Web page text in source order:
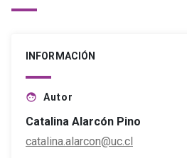
INFORMACIÓN
face Autor
Catalina Alarcón Pino
catalina.alarcon@uc.cl